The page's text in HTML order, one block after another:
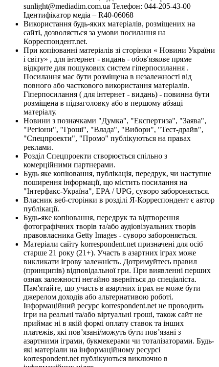
sunlight@mediadim.com.ua Телефон: 044-205-43-00
Ідентифікатор медіа – R40-06068
Використання будь-яких матеріалів, розміщених на
сайті, дозволяється за умови посилання на
Корреспондент.net.
При копіюванні матеріалів зі сторінки « Новини України
і світу» , для інтернет - видань - обов'язкове пряме
відкрите для пошукових систем гіперпосилання .
Посилання має бути розміщена в незалежності від
повного або часткового використання матеріалів.
Гіперпосилання ( для інтернет - видань) - повинна бути
розміщена в підзаголовку або в першому абзаці
матеріалу.
Новини з позначками "Думка", "Експертиза", "Заява",
"Регіони", "Гроші", "Влада", "Вибори", "Тест-драйв",
"Спецпроекти", "Промо" публікуються на правах
реклами.
Розділ Спецпроекти створюється спільно з
комерційними партнерами.
Будь яке копіювання, публікація, передрук, чи наступне
поширення інформації, що містить посилання на
"Інтерфакс-Україна", EPA / UPG, суворо забороняється.
Власник веб-сторінки в розділі Я-Корреспондент є автор
публікації.
Будь-яке копіювання, передрук та відтворення
фотографічних творів та/або аудіовізуальних творів
правовласника Getty Images - суворо забороняється.
Матеріали сайту korrespondent.net призначені для осіб
старше 21 року (21+). Участь в азартних іграх може
викликати ігрову залежність. Дотримуйтесь правил
(принципів) відповідальної гри. При виявленні перших
ознак залежності негайно зверніться до спеціаліста.
Пам'ятайте, що участь в азартних іграх не може бути
джерелом доходів або альтернативою роботі.
Інформаційний ресурс korrespondent.net не проводить
ігри на реальні та/або віртуальні гроші, також сайт не
приймає ні в якій формі оплату ставок та інших
платежів, які пов’язані/можуть бути пов’язані з
азартними іграми, букмекерами чи тоталізаторами. Будь-
які матеріали на інформаційному ресурсі
korrespondent.net публікуються виключно в